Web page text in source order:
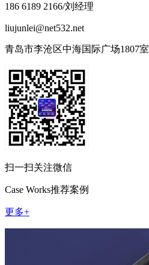
186 6189 2166/刘经理
liujunlei@net532.net
青岛市李沧区中海国际广场1807室
扫一扫关注微信
Case Works推荐案例
更多+